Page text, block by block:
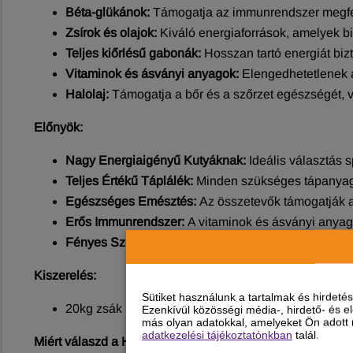
Sütiket használunk a tartalmak és
Ezenkívül közösségi média-, hirdető- és
más olyan adatokkal, amelyeket Ön
adatkezelési tájékoztatónkban talál.
Béta-glükánok: Támogatja az immunrendszer
Zsírok és olajok: Kiváló energiaforrások, amelyek
Teljes kiőrlésű gabonák: Hosszan tartó energiát
Vitaminok és ásványi anyagok: Elengedhetetlenek
Halolaj: Támogatja a bőr és a szőrzet egészségét,
Előnyök:
Nagy Energiaigényű Kutyáknak: Ideális választás
Teljes Értékű Táplálék: Minden szükséges
Egészséges Emésztés: Az összetevők támogatják
Erős Immunrendszer: A vitaminok és ásványi
Fényes Szőrzet és Egészséges Bőr:
Az omega-3
Kiszerelés:
20kg zsák
Miért válaszd a Happy&Fit Professional Energy Plus